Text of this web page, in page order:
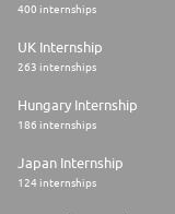
400 internships
UK Internship
263 internships
Hungary Internship
186 internships
Japan Internship
124 internships